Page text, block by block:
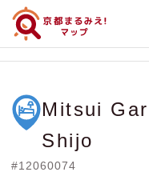
Mitsui
Shijo
#12060074